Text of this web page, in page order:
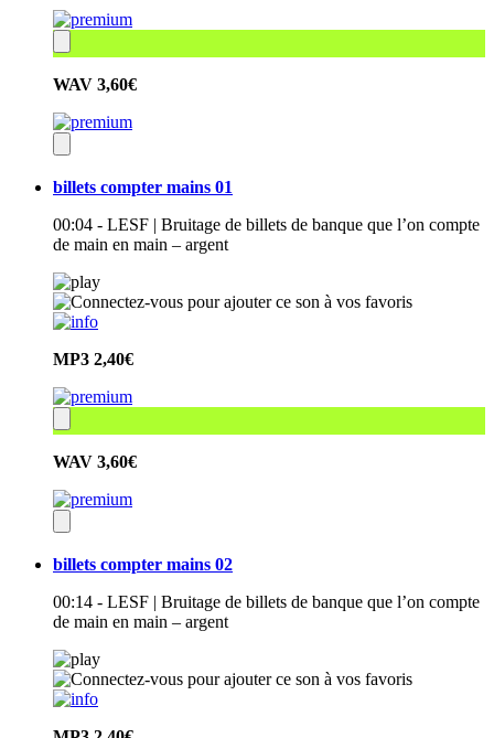
WAV 3,60€
billets compter mains 01
00:04 - LESF | Bruitage de billets de banque que l’on compte
de main en main – argent
MP3 2,40€
WAV 3,60€
billets compter mains 02
00:14 - LESF | Bruitage de billets de banque que l’on compte
de main en main – argent